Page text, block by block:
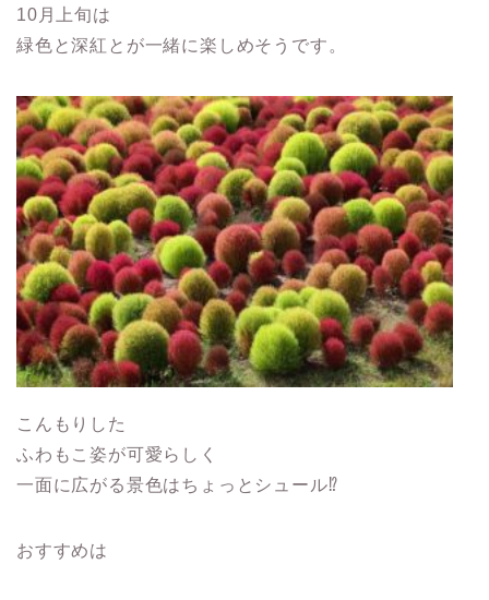
10月上旬は
緑色と深紅とが一緒に楽しめそうです。
こんもりした
ふわもこ姿が可愛らしく
一面に広がる景色はちょっとシュール⁉
おすすめは